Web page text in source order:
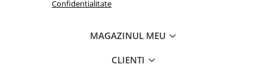
Confidentialitate
MAGAZINUL MEU
CLIENTI